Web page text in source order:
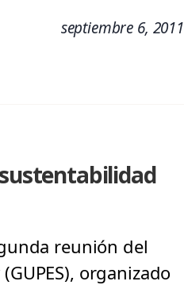
septiembre 6, 2011
reunión del
organizado